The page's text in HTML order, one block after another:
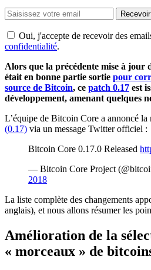
Recevoir
Oui, j'accepte de recevoir des
confidentialité.
Alors que la précédente mise à jour
était en bonne partie sortie pour
source de Bitcoin, ce patch 0.17 est
développement, amenant quelques
L’équipe de Bitcoin Core a annoncé la
(0.17) via un message Twitter officiel :
Bitcoin Core 0.17.0 Released
— Bitcoin Core Project
2018
La liste complète des changements
anglais), et nous allons résumer les
Amélioration de la
« morceaux » de